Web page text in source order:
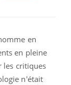
en
en pleine
les critiques
n'était